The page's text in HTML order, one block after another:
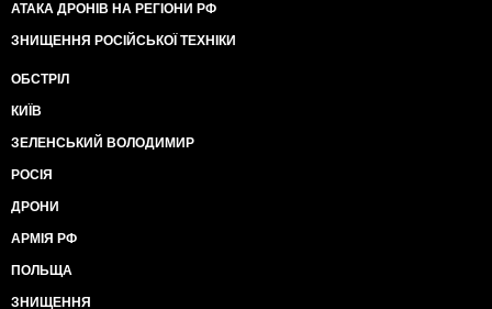
АТАКА ДРОНІВ НА РЕГІОНИ РФ
ЗНИЩЕННЯ РОСІЙСЬКОЇ ТЕХНІКИ
ОБСТРІЛ
КИЇВ
ЗЕЛЕНСЬКИЙ ВОЛОДИМИР
РОСІЯ
ДРОНИ
АРМІЯ РФ
ПОЛЬЩА
ЗНИЩЕННЯ